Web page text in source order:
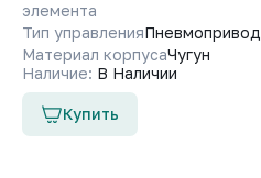
элемента
Тип управленияПневмопривод
Материал корпусаЧугун
Наличие: В Наличии
Купить